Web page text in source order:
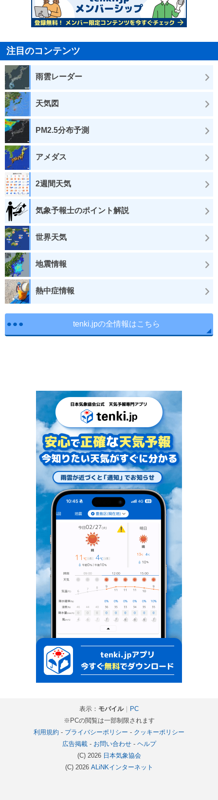
注目のコンテンツ
雨雲レーダー
天気図
PM2.5分布予測
アメダス
2週間天気
気象予報士のポイント解説
世界天気
地震情報
熱中症情報
tenki.jpの全情報はこちら
表示： モバイル｜ PC
※PCの閲覧は一部制限されます
利用規約 - プライバシーポリシー - クッキーポリシー
広告掲載- お問い合わせ- ヘルプ
(C) 2026 日本気象協会
(C) 2026 ALiNKインターネット